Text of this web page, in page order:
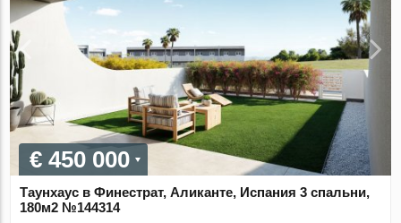
€ 450 000
Таунхаус в Финестрат, Аликанте, Испания 3 спальни,
180м2 №144314